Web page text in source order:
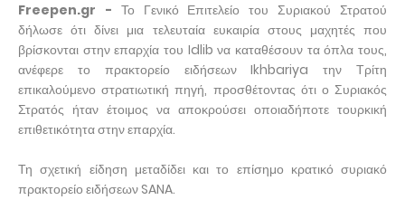
Freepen.gr - Το Γενικό Επιτελείο του Συριακού Στρατού
δήλωσε ότι δίνει μια τελευταία ευκαιρία στους μαχητές που
βρίσκονται στην επαρχία του Idlib να καταθέσουν τα όπλα τους,
ανέφερε το πρακτορείο ειδήσεων Ikhbariya την Τρίτη
επικαλούμενο στρατιωτική πηγή, προσθέτοντας ότι ο Συριακός
Στρατός ήταν έτοιμος να αποκρούσει οποιαδήποτε τουρκική
επιθετικότητα στην επαρχία.
Τη σχετική είδηση μεταδίδει και το επίσημο κρατικό συριακό
πρακτορείο ειδήσεων SANA.